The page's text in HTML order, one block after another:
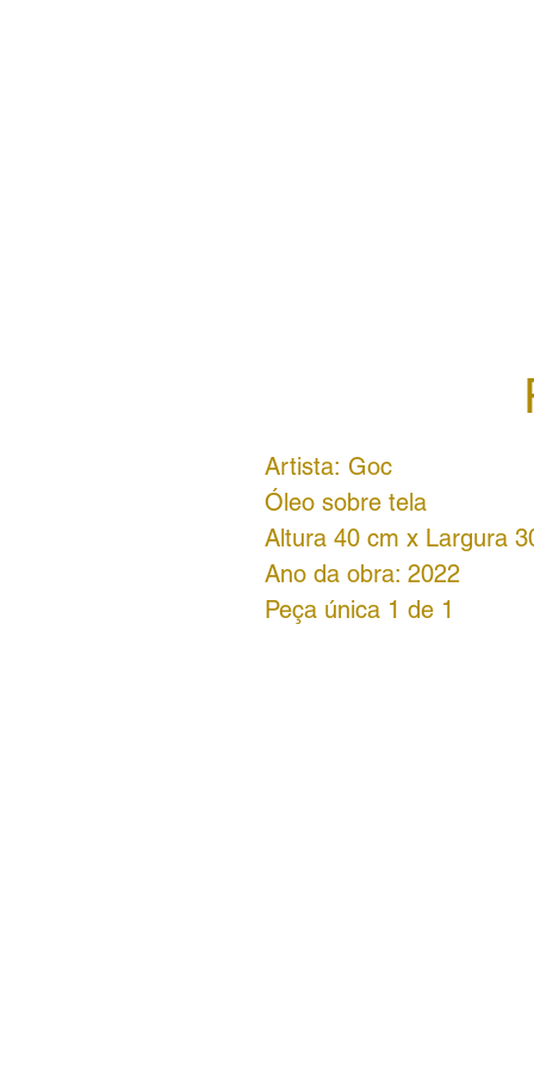
Artista: Goc
Óleo sobre tela
Altura 40 cm x Largura
Ano da obra: 2022
Peça única 1 de 1